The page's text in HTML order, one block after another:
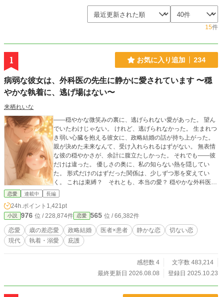
15件
1 お気に入り追加 234
病弱な彼女は、外科医の先生に静かに愛されています 〜穏
やかな執着に、逃げ場はない〜
来栖れいな
――穏やかな微笑みの裏に、逃げられない愛があった。 望ん
でいたわけじゃない。 けれど、逃げられなかった。 生まれつ
き弱い心臓を抱える彼女に、政略結婚の話が持ち上がった。
親が決めた未来なんて、受け入れられるはずがない。 無表情
な彼の穏やかさが、余計に腹立たしかった。 それでも――彼
だけは違った。 優しさの奥に、私の知らない熱を隠してい
た。 形式だけのはずだった関係は、少しずつ形を変えてい
く。 これは束縛？ それとも、本当の愛？ 穏やかな外科医に
包まれていく、静かで深い恋の物語。 ※この物語はフィクシ
架空であり、実在のものとは一切関係ありません。
恋愛 連載中 長編
24h.ポイント 1,421pt
小説 976 位 / 228,874件 恋愛 565 位 / 66,382件
恋愛 歳の差恋愛 政略結婚 医者×患者 静かな恋
切ない恋
現代
執着・溺愛 庇護
感想数 4
文字数 483,214
最終更新日 2026.08.08
登録日 2025.10.23